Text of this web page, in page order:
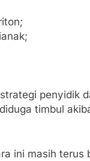
penyidik
timbul
ini masih terus